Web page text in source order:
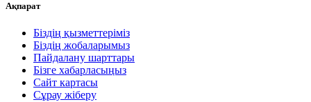
Ақпарат
Біздің қызметтеріміз
Біздің жобаларымыз
Пайдалану шарттары
Бізге хабарласыңыз
Сайт картасы
Сұрау жіберу